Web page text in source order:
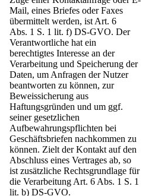
Mail, eines Briefes oder Faxes
übermittelt werden, ist Art. 6
Abs. 1 S. 1 lit. f) DS-GVO. Der
Verantwortliche hat ein
berechtigtes Interesse an der
Verarbeitung und Speicherung der
Daten, um Anfragen der Nutzer
beantworten zu können, zur
Beweissicherung aus
Haftungsgründen und um ggf.
seiner gesetzlichen
Aufbewahrungspflichten bei
Geschäftsbriefen nachkommen zu
können. Zielt der Kontakt auf den
Abschluss eines Vertrages ab, so
ist zusätzliche Rechtsgrundlage für
die Verarbeitung Art. 6 Abs. 1 S. 1
lit. b) DS-GVO.